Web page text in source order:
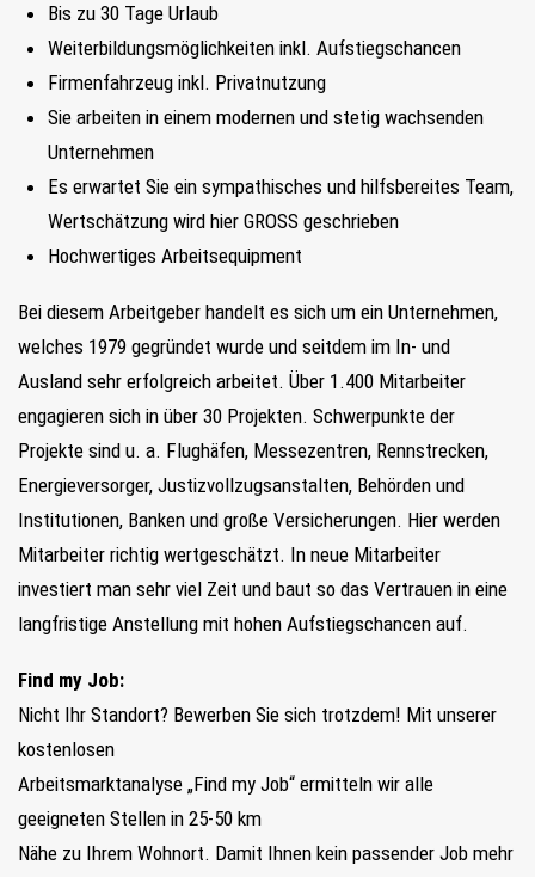
Bis zu 30 Tage Urlaub
Weiterbildungsmöglichkeiten inkl. Aufstiegschancen
Firmenfahrzeug inkl. Privatnutzung
Sie arbeiten in einem modernen und stetig wachsenden
Unternehmen
Es erwartet Sie ein sympathisches und hilfsbereites Team,
Wertschätzung wird hier GROSS geschrieben
Hochwertiges Arbeitsequipment
Bei diesem Arbeitgeber handelt es sich um ein Unternehmen,
welches 1979 gegründet wurde und seitdem im In- und
Ausland sehr erfolgreich arbeitet. Über 1.400 Mitarbeiter
engagieren sich in über 30 Projekten. Schwerpunkte der
Projekte sind u. a. Flughäfen, Messezentren, Rennstrecken,
Energieversorger, Justizvollzugsanstalten, Behörden und
Institutionen, Banken und große Versicherungen. Hier werden
Mitarbeiter richtig wertgeschätzt. In neue Mitarbeiter
investiert man sehr viel Zeit und baut so das Vertrauen in eine
langfristige Anstellung mit hohen Aufstiegschancen auf.
Find my Job:
Nicht Ihr Standort? Bewerben Sie sich trotzdem! Mit unserer
kostenlosen
Arbeitsmarktanalyse „Find my Job“ ermitteln wir alle
geeigneten Stellen in 25-50 km
Nähe zu Ihrem Wohnort. Damit Ihnen kein passender Job mehr